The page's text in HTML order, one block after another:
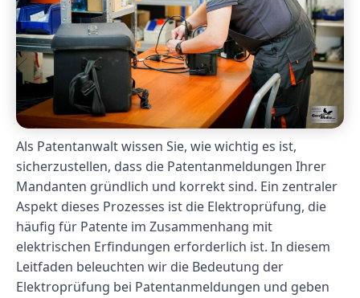
Als Patentanwalt wissen Sie, wie wichtig es ist,
sicherzustellen, dass die Patentanmeldungen Ihrer
Mandanten gründlich und korrekt sind. Ein zentraler
Aspekt dieses Prozesses ist die Elektroprüfung, die
häufig für Patente im Zusammenhang mit
elektrischen Erfindungen erforderlich ist. In diesem
Leitfaden beleuchten wir die Bedeutung der
Elektroprüfung bei Patentanmeldungen und geben